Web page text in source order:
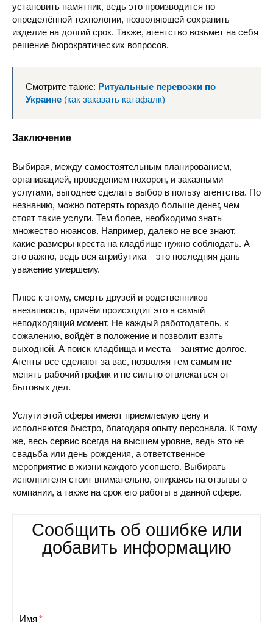
установить памятник, ведь это производится по
определённой технологии, позволяющей сохранить
изделие на долгий срок. Также, агентство возьмет на себя
решение бюрократических вопросов.
Смотрите также: Ритуальные перевозки по
Украине (как заказать катафалк)
Заключение
Выбирая, между самостоятельным планированием,
организацией, проведением похорон, и заказными
услугами, выгоднее сделать выбор в пользу агентства. По
незнанию, можно потерять гораздо больше денег, чем
стоят такие услуги. Тем более, необходимо знать
множество нюансов. Например, далеко не все знают,
какие размеры креста на кладбище нужно соблюдать. А
это важно, ведь вся атрибутика – это последняя дань
уважение умершему.
Плюс к этому, смерть друзей и родственников –
внезапность, причём происходит это в самый
неподходящий момент. Не каждый работодатель, к
сожалению, войдёт в положение и позволит взять
выходной. А поиск кладбища и места – занятие долгое.
Агенты все сделают за вас, позволяя тем самым не
менять рабочий график и не сильно отвлекаться от
бытовых дел.
Услуги этой сферы имеют приемлемую цену и
исполняются быстро, благодаря опыту персонала. К тому
же, весь сервис всегда на высшем уровне, ведь это не
свадьба или день рождения, а ответственное
мероприятие в жизни каждого усопшего. Выбирать
исполнителя стоит внимательно, опираясь на отзывы о
компании, а также на срок его работы в данной сфере.
Сообщить об ошибке или
добавить информацию
Имя